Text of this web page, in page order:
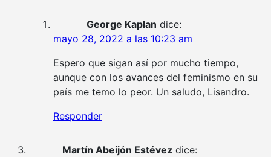
George Kaplan dice:
mayo 28, 2022 a las 10:23 am
Espero que sigan así por mucho tiempo,
aunque con los avances del feminismo en su
país me temo lo peor. Un saludo, Lisandro.
Responder
Martín Abeijón Estévez dice: